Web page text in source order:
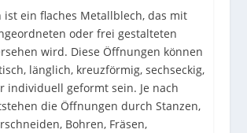
ist ein flaches Metallblech, das mit
oder frei gestalteten
wird. Diese Öffnungen können
länglich, kreuzförmig, sechseckig,
individuell geformt sein. Je nach
die Öffnungen durch Stanzen,
Bohren, Fräsen,